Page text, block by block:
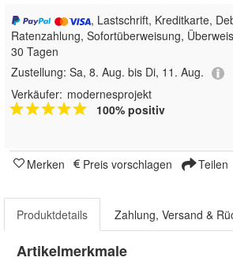
, Lastschrift, Kreditkarte,
Ratenzahlung, Sofortüberweisung,
30 Tagen
Zustellung: Sa, 8. Aug. bis Di, 11. Aug.
Verkäufer: modernesprojekt
100% positiv
Merken Preis vorschlagen Teilen
Produktdetails Zahlung, Versand &
Artikelmerkmale